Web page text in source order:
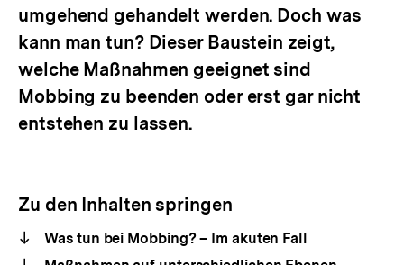
umgehend gehandelt werden. Doch was
kann man tun? Dieser Baustein zeigt,
welche Maßnahmen geeignet sind
Mobbing zu beenden oder erst gar nicht
entstehen zu lassen.
Zu den Inhalten springen
Was tun bei Mobbing? – Im akuten Fall